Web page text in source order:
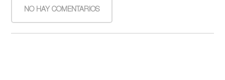
NO HAY COMENTARIOS